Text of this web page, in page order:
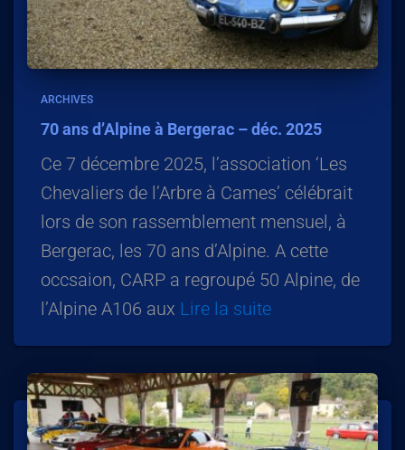
ARCHIVES
70 ans d’Alpine à Bergerac – déc. 2025
Ce 7 décembre 2025, l’association ‘Les
Chevaliers de l’Arbre à Cames’ célébrait
lors de son rassemblement mensuel, à
Bergerac, les 70 ans d’Alpine. A cette
occsaion, CARP a regroupé 50 Alpine, de
l’Alpine A106 aux Lire la suite